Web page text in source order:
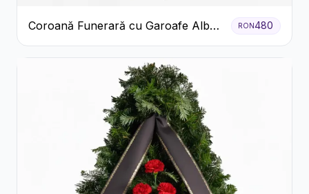
Coroană Funerară cu Garoafe Albe
și Crizanteme
RON480